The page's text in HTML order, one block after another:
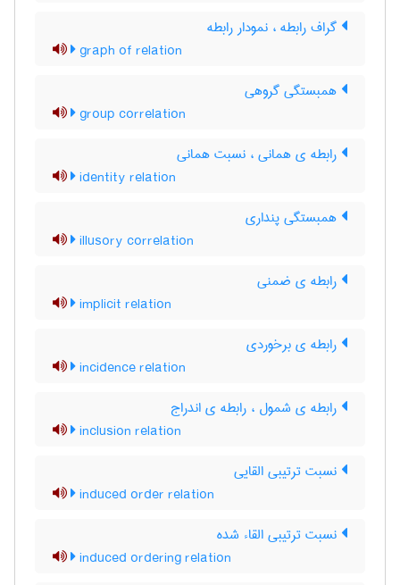
گراف رابطه ، نمودار رابطه
graph of relation
همبستگی گروهی
group correlation
رابطه ی همانی ، نسبت همانی
identity relation
همبستگی پنداری
illusory correlation
رابطه ی ضمنی
implicit relation
رابطه ی برخوردی
incidence relation
رابطه ی شمول ، رابطه ی اندراج
inclusion relation
نسبت ترتیبی القایی
induced order relation
نسبت ترتیبی القاء شده
induced ordering relation